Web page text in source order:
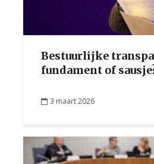
Bestuurlijke
fundament of
3 maart 2026